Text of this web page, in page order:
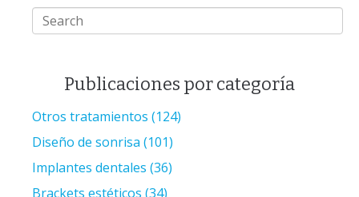
Publicaciones por categoría
Otros tratamientos (124)
Diseño de sonrisa (101)
Implantes dentales (36)
Brackets estéticos (34)